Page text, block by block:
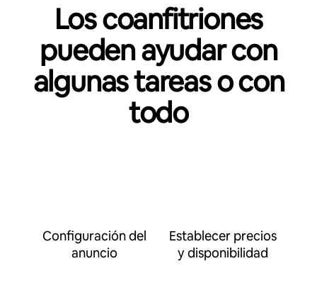
Los coanfitriones
pueden ayudar con
algunas tareas o con
todo
Configuración del
anuncio
Establecer precios
y disponibilidad